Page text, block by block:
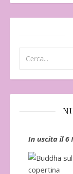
In uscita il 6